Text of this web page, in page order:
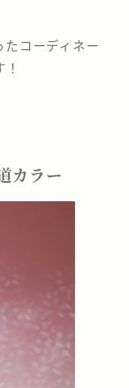
コーディネー
カラー